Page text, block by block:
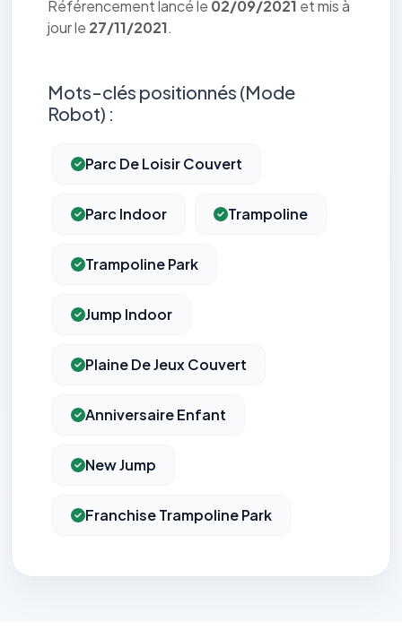
Référencement lancé le 02/09/2021 et mis à
jour le 27/11/2021.
Mots-clés positionnés (Mode
Robot) :
Parc De Loisir Couvert
Parc Indoor Trampoline
Trampoline Park
Jump Indoor
Plaine De Jeux Couvert
Anniversaire Enfant
New Jump
Franchise Trampoline Park